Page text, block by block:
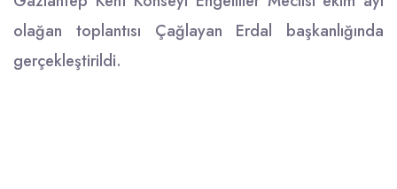
olağan toplantısı Çağlayan Erdal başkanlığında
gerçekleştirildi.